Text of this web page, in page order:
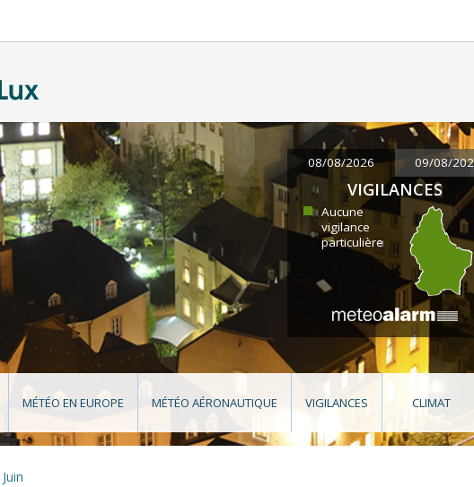
08/08/2026 09/08/
VIGILANCES
Aucune
vigilance
particulière
MÉTÉO EN EUROPE MÉTÉO AÉRONAUTIQUE VIGILANCES CLIMAT
Juin